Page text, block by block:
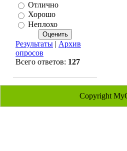
Отлично
Хорошо
Неплохо
Результаты | Архив
опросов
Всего ответов: 127
Copyright